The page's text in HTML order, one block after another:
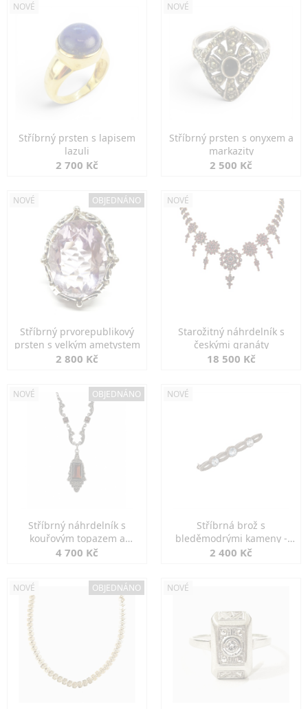
NOVÉ
Stříbrný prsten s lapisem
lazuli
2 700 Kč
NOVÉ
Stříbrný prsten s onyxem a
markazity
2 500 Kč
NOVÉ OBJEDNÁNO
Stříbrný prvorepublikový
prsten s velkým ametystem
2 800 Kč
NOVÉ
Starožitný náhrdelník s
českými granáty
18 500 Kč
NOVÉ OBJEDNÁNO
Stříbrný náhrdelník s
kouřovým topazem a
markazity
4 700 Kč
NOVÉ
Stříbrná brož s
bleděmodrými kameny -
jemná elegance
2 400 Kč
NOVÉ OBJEDNÁNO NOVÉ